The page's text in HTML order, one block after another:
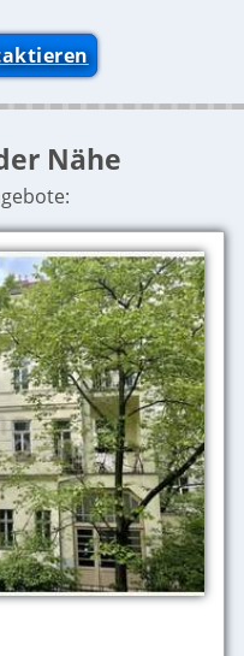
Nähe